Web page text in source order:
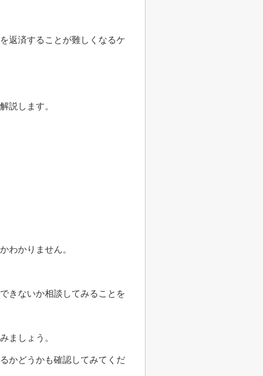
返済することが難しくなるケ
説します。
わかりません。
きないか相談してみることを
ましょう。
かどうかも確認してみてくだ